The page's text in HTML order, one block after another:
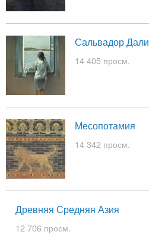
Сальвадор Дали
14 405 просм.
Месопотамия
14 342 просм.
Древняя Средняя Азия
12 706 просм.